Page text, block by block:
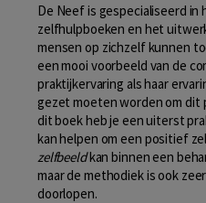
De Neef is gespecialiseerd in
zelfhulpboeken en het
mensen op zichzelf kunnen
een mooi voorbeeld van de
praktijkervaring als haar
gezet moeten worden om dit
dit boek heb je een uiterst
kan helpen om een positief
zelfbeeldkan binnen een
maar de methodiek is ook
doorlopen.